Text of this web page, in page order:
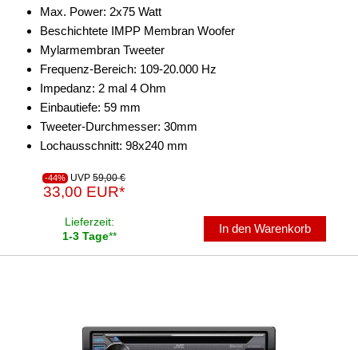
Kondensator
Schalter
Sicherungen
Sicherungshalter
Spannungswandler
Subwoofer-Zubehör
USB-Adapter
Wechsler-Zubehör
Max. Power: 2x75 Watt
Beschichtete IMPP Membran Woofer
Mylarmembran Tweeter
Frequenz-Bereich: 109-20.000 Hz
Impedanz: 2 mal 4 Ohm
Einbautiefe: 59 mm
Tweeter-Durchmesser: 30mm
Lochausschnitt: 98x240 mm
-44% UVP 59,00 €
33,00 EUR*
Lieferzeit:
1-3 Tage**
In den Warenkorb